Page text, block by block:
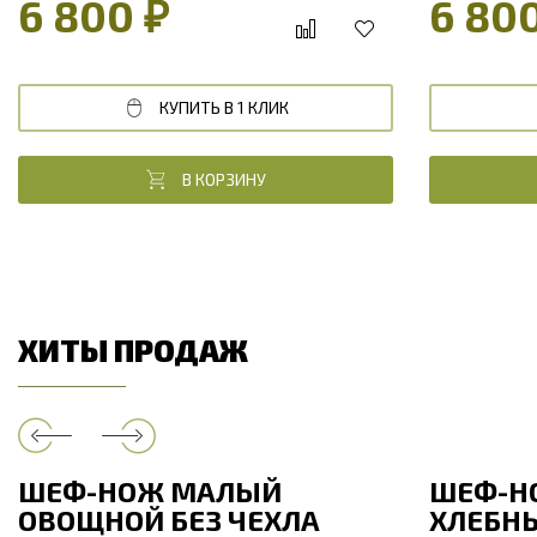
6 800 ₽
КУПИТЬ В 1 КЛИК
В КОРЗИНУ
6
ХИТЫ ПРОДАЖ
ШЕФ-НОЖ МАЛЫЙ
ОВОЩНОЙ БЕЗ ЧЕХЛА
ШЕФ-